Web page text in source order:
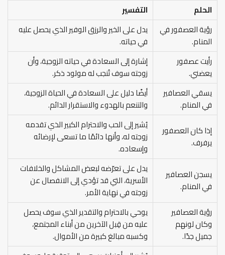
الحلم
التفسير
رؤية العصفور في
المنام.
يدل على الخير والرزق الوفير الذي يحصل عليه
في حياته.
رأيت عصفور
يعضني.
إشارة إلى السعادة في حياته الزوجية، وأن
زوجته سوف تُنجب له مولود ذكر.
يسقي العصافير
في المنام.
أيضًا دليل على السعادة في الحياة الزوجية،
والتنعم بالهدوء والاستقرار الدائم.
إذا كان العصفور
يرفرف.
يُشير إلى الحب والاحترام الكبير الذي تقدمه
زوجته له، وأنها دائمًا ما تسعى لإرضائه
وإسعاده.
يسجن العصافير
في المنام.
يدل على تعرّضه لبعض المشاكل والخلافات
الأسرية، التي قد تؤدي إلى الانفصال عن
زوجته في نهاية الأمر.
رؤية العصافير
وكان لونهم
جميل جدًا.
يوحي بالاحترام والتقدير الذي سوف يحصل
عليه من قِبل الآخرين من أبناء المجتمع،
وكسبه مبالغ كبيرة من الأموال.